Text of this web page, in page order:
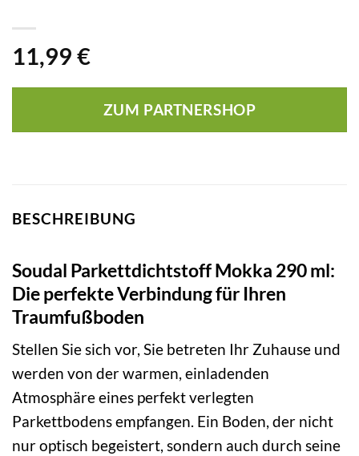
11,99 €
ZUM PARTNERSHOP
BESCHREIBUNG
Soudal Parkettdichtstoff Mokka 290 ml:
Die perfekte Verbindung für Ihren
Traumfußboden
Stellen Sie sich vor, Sie betreten Ihr Zuhause und
werden von der warmen, einladenden
Atmosphäre eines perfekt verlegten
Parkettbodens empfangen. Ein Boden, der nicht
nur optisch begeistert, sondern auch durch seine